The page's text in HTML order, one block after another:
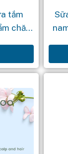
tắm
chăm
sâu: